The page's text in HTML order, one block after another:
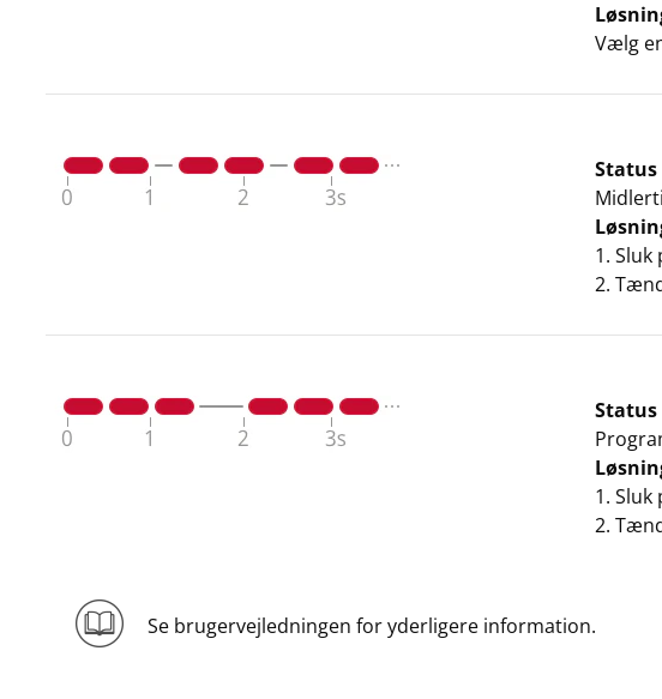
Vælg
Status
1. Sluk
2.
Status
1. Sluk
2.
Se brugervejledningen for yderligere information.